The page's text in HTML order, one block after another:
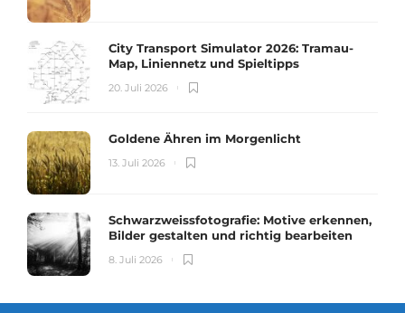
City Transport Simulator 2026: Tramau-
Map, Liniennetz und Spieltipps
20. Juli 2026
Goldene Ähren im Morgenlicht
13. Juli 2026
Schwarzweissfotografie: Motive erkennen,
Bilder gestalten und richtig bearbeiten
8. Juli 2026